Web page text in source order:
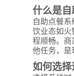
什么是自
自助点餐
饮业态如
程顺畅。
他任务，是
如何选